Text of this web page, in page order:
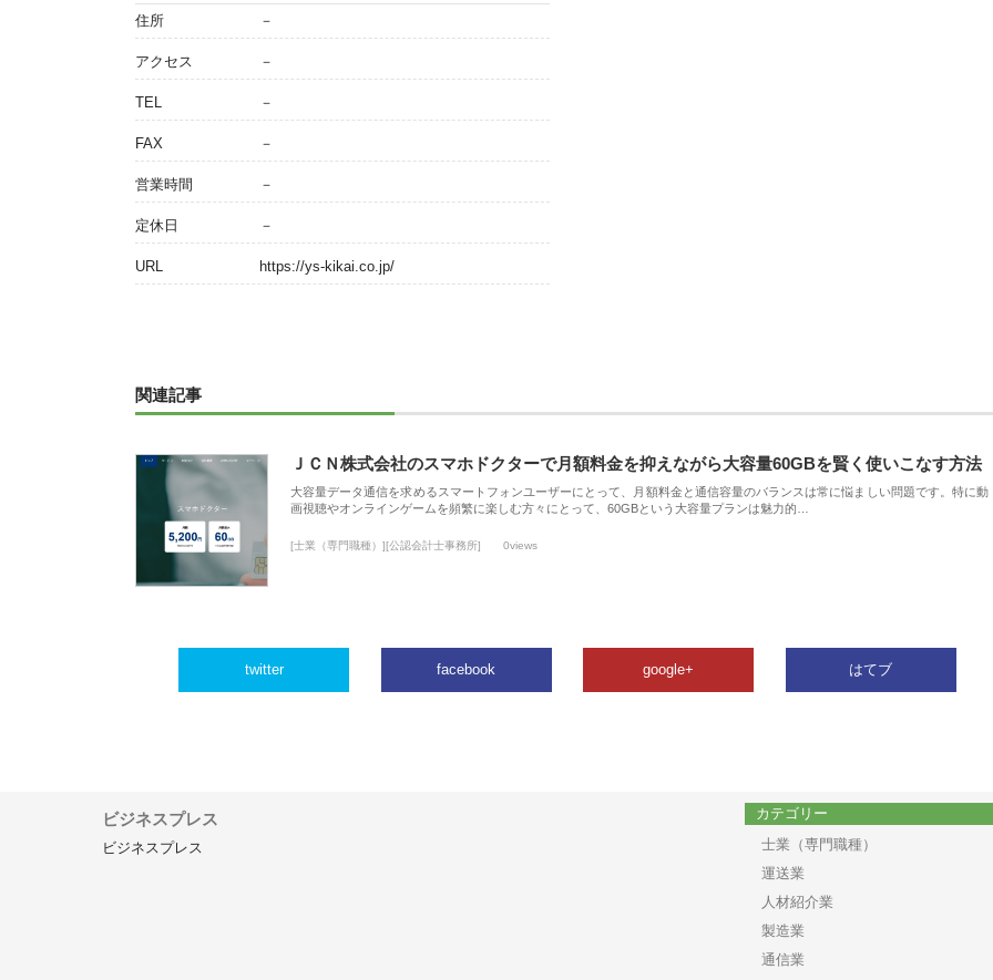
住所 －
アクセス －
TEL －
FAX －
営業時間 －
定休日 －
URL https://ys-kikai.co.jp/
関連記事
ＪＣＮ株式会社のスマホドクターで月額料金を抑えながら大容量60GBを賢く使いこなす方法
大容量データ通信を求めるスマートフォンユーザーにとって、月額料金と通信容量のバランスは常に悩ましい問題です。特に動
画視聴やオンラインゲームを頻繁に楽しむ方々にとって、60GBという大容量プランは魅力的…
[士業（専門職種）][公認会計士事務所] 0views
twitter facebook google+ はてブ
ビジネスプレス
ビジネスプレス
カテゴリー
士業（専門職種）
運送業
人材紹介業
製造業
通信業